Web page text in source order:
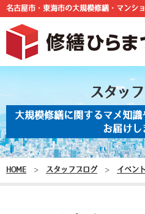
名古屋市・東海市の大規模修繕・マンシ
スタッ
大規模修繕に関するマメ知
お届けし
HOME > スタッフブログ > イベン